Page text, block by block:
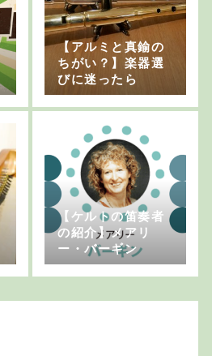
【アルミと真鍮の
ちがい？】楽器選
びに迷ったら
【ケルトの笛奏者
の紹介】メアリ
ー・バーギン